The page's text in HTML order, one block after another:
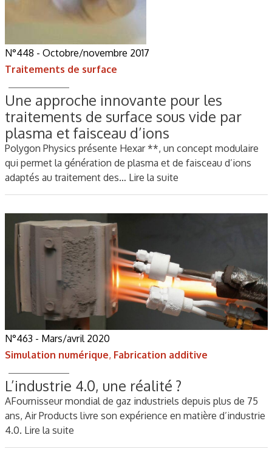
N°448 - Octobre/novembre 2017
Traitements de surface
Une approche innovante pour les
traitements de surface sous vide par
plasma et faisceau d’ions
Polygon Physics présente Hexar **, un concept modulaire
qui permet la génération de plasma et de faisceau d’ions
adaptés au traitement des… Lire la suite
N°463 - Mars/avril 2020
Simulation numérique, Fabrication additive
L’industrie 4.0, une réalité ?
AFournisseur mondial de gaz industriels depuis plus de 75
ans, Air Products livre son expérience en matière d’industrie
4.0. Lire la suite